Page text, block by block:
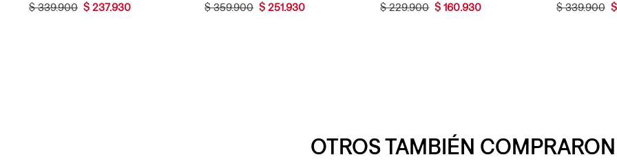
$ 339.900 $ 237.930
$ 359.900 $ 251.930
$ 229.900 $ 160.930
$ 339.900 $
OTROS TAMBIÉN COMPRARON